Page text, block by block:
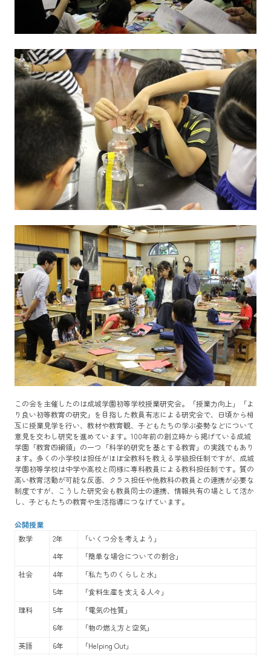
この会を主催したのは成城学園初等学校授業研究会。「授業力向上」「よ
り良い初等教育の研究」を目指した教員有志による研究会で、日頃から相
互に授業見学を行い、教材や教育観、子どもたちの学ぶ姿勢などについて
意見を交わし研究を進めています。100年前の創立時から掲げている成城
学園「教育四綱領」の一つ「科学的研究を基とする教育」の実践でもあり
ます。多くの小学校は担任がほぼ全教科を教える学級担任制ですが、成城
学園初等学校は中学や高校と同様に専科教員による教科担任制です。質の
高い教育活動が可能な反面、クラス担任や他教科の教員との連携が必要な
制度ですが、こうした研究会も教員同士の連携、情報共有の場として活か
し、子どもたちの教育や生活指導につなげています。
公開授業
数学
2年
「いくつ分を考えよう」
4年
「簡単な場合についての割合」
社会
4年
「私たちのくらしと水」
5年
「食料生産を支える人々」
理科
5年
「電気の性質」
6年
「物の燃え方と空気」
英語
6年
「Helping Out」